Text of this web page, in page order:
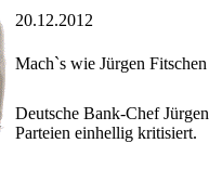
20.12.2012
Mach`s wie Jürgen Fitschen
Deutsche Bank-Chef
Parteien einhellig kritisiert.